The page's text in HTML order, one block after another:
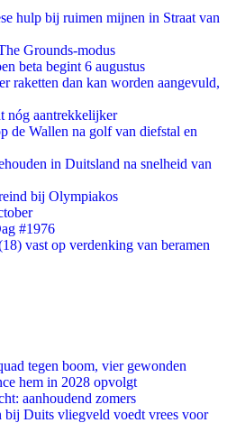
hulp bij ruimen mijnen in Straat van
Grounds-modus
beta begint 6 augustus
raketten dan kan worden aangevuld,
nóg aantrekkelijker
de Wallen na golf van diefstal en
in Duitsland na snelheid van
bij Olympiakos
#1976
vast op verdenking van beramen
tegen boom, vier gewonden
hem in 2028 opvolgt
aanhoudend zomers
bij Duits vliegveld voedt vrees voor